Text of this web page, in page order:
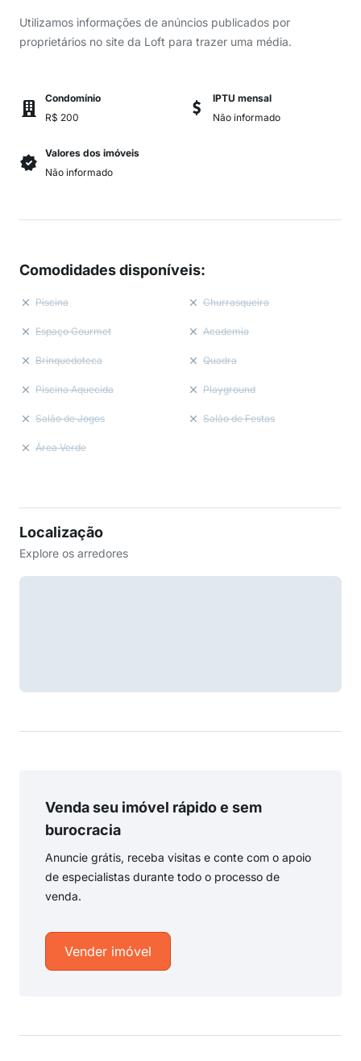
Utilizamos informações de anúncios publicados por
proprietários no site da Loft para trazer uma média.
Condomínio
R$ 200
IPTU mensal
Não informado
Valores dos imóveis
Não informado
Comodidades disponíveis:
Piscina Churrasqueira
Espaço Gourmet Academia
Brinquedoteca Quadra
Piscina Aquecida Playground
Salão de Jogos Salão de Festas
Área Verde
Localização
Explore os arredores
Venda seu imóvel rápido e sem
burocracia
Anuncie grátis, receba visitas e conte com o apoio
de especialistas durante todo o processo de
venda.
Vender imóvel